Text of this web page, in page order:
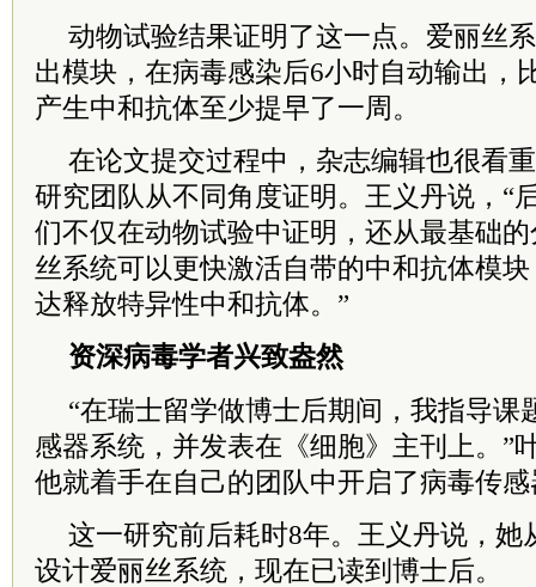
动物试验结果证明了这一点。爱丽丝
出模块，在病毒感染后6小时自动输出，
产生中和抗体至少提早了一周。
在论文提交过程中，杂志编辑也很看
研究团队从不同角度证明。王义丹说，“
们不仅在动物试验中证明，还从最基础
丝系统可以更快激活自带的中和抗体模
达释放特异性中和抗体。”
资深病毒学者兴致盎然
“在瑞士留学做博士后期间，我指导课
感器系统，并发表在《细胞》主刊上。”
他就着手在自己的团队中开启了病毒传
这一研究前后耗时8年。王义丹说，她
设计爱丽丝系统，现在已读到博士后。